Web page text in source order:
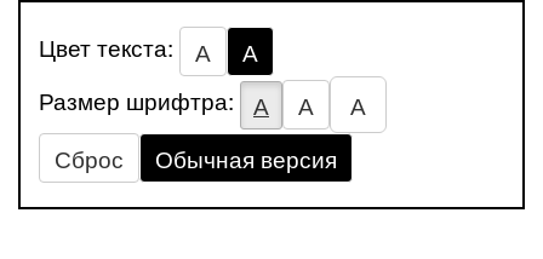
Цвет текста: А
А
Размер шрифтра:
А А
А
Сброс
Обычная версия